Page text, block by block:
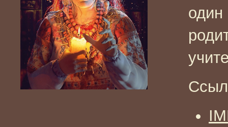
один